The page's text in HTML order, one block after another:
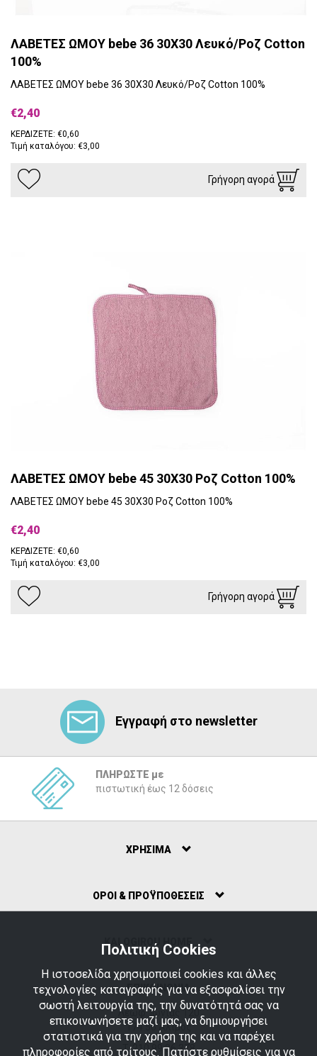
ΛΑΒΕΤΕΣ ΩΜΟΥ bebe 36 30X30 Λευκό/Ροζ Cotton
100%
ΛΑΒΕΤΕΣ ΩΜΟΥ bebe 36 30X30 Λευκό/Ροζ Cotton 100%
€2,40
ΚΕΡΔΙΖΕΤΕ: €0,60
Τιμή καταλόγου: €3,00
Γρήγορη αγορά
ΛΑΒΕΤΕΣ ΩΜΟΥ bebe 45 30X30 Ροζ Cotton 100%
ΛΑΒΕΤΕΣ ΩΜΟΥ bebe 45 30X30 Ροζ Cotton 100%
€2,40
ΚΕΡΔΙΖΕΤΕ: €0,60
Τιμή καταλόγου: €3,00
Γρήγορη αγορά
Εγγραφή στο newsletter
ΠΛΗΡΩΣΤΕ με
πιστωτική έως 12 δόσεις
ΧΡΗΣΙΜΑ
ΟΡΟΙ & ΠΡΟΫΠΟΘΕΣΕΙΣ
ΚΑLOGIROU HOME
ΕΠΙΚΟΙΝΩΝΙΑ
Λεωφ. Ιωνίας 120
174 56 Άλιμος
T.210 99 36 378
Πολιτική Cookies
Η ιστοσελίδα χρησιμοποιεί cookies και άλλες
τεχνολογίες καταγραφής για να εξασφαλίσει την
σωστή λειτουργία της, την δυνατότητά σας να
επικοινωνήσετε μαζί μας, να δημιουργήσει
στατιστικά για την χρήση της και να παρέχει
πληροφορίες από τρίτους. Πατήστε ρυθμίσεις για να